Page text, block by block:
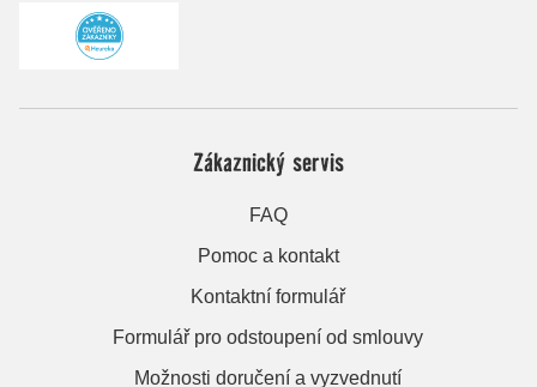
Zákaznický servis
FAQ
Pomoc a kontakt
Kontaktní formulář
Formulář pro odstoupení od smlouvy
Možnosti doručení a vyzvednutí